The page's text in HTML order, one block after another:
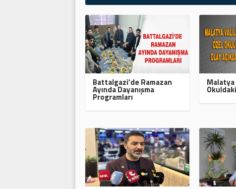
Battalgazi’de Ramazan
Ayında Dayanışma
Programları